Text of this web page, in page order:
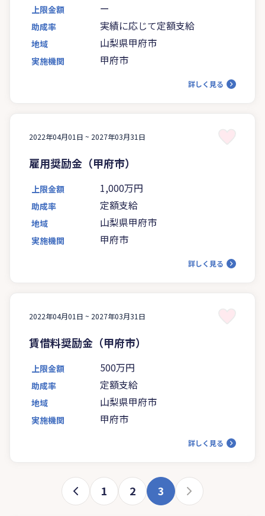
上限金額 ー
助成率 実績に応じて定額支給
地域 山梨県甲府市
実施機関 甲府市
詳しく見る
2022年04月01日 ~ 2027年03月31日
雇用奨励金（甲府市）
上限金額 1,000万円
助成率 定額支給
地域 山梨県甲府市
実施機関 甲府市
詳しく見る
2022年04月01日 ~ 2027年03月31日
賃借料奨励金（甲府市）
上限金額 500万円
助成率 定額支給
地域 山梨県甲府市
実施機関 甲府市
詳しく見る
1 2 3